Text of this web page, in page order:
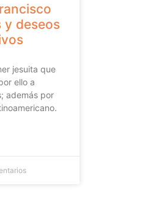
y deseos
jesuita que
ello a
además por